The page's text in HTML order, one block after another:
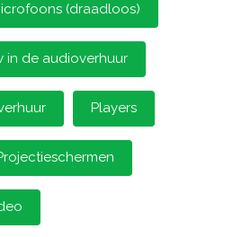
(draadloos)
in de audioverhuur
Players